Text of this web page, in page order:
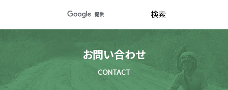
お問い合わせ
CONTACT